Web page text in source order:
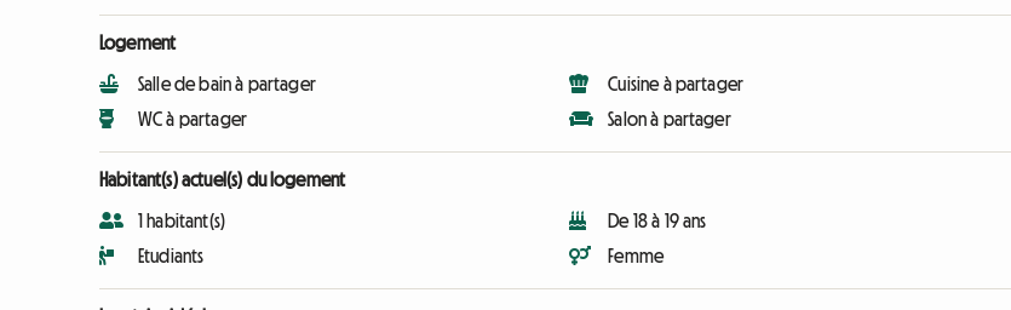
Logement
Salle de bain à partager
WC à partager
Cuisine à partager
Salon à partager
Habitant(s) actuel(s) du logement
1 habitant(s)
Etudiants
De 18 à 19 ans
Femme